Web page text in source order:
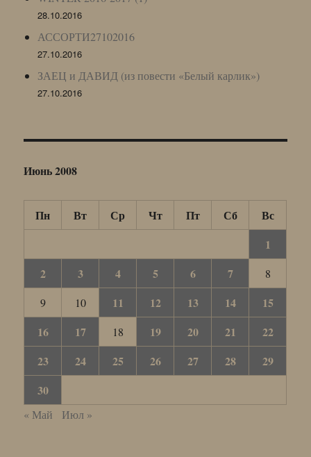
28.10.2016
АССОРТИ27102016
27.10.2016
ЗАЕЦ и ДАВИД (из повести «Белый карлик»)
27.10.2016
Июнь 2008
Пн Вт Ср Чт Пт Сб
Вс
1
2
3 4 5 6 7
8
9
10 11 12 13 14
15
16
17 18 19 20 21
22
23
24 25 26 27 28
29
30
« Май Июл »